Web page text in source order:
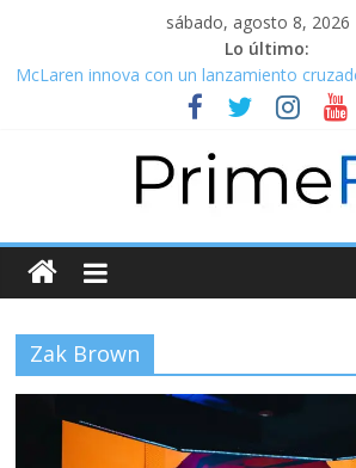
sábado, agosto 8, 2026
Lo último:
McLaren innova con un lanzamiento
La salida de Masi: Simplemente una
Alpine se pinta color de rosa y lanza su
en la F1
Alpha Tauri lanza el AT03, su ícono de la
Zak Brown